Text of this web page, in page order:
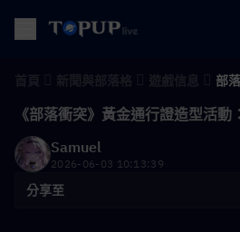
部
《部落衝突》黃金通行證造型活
Samuel
2026-06-03 10:13:39
分享至